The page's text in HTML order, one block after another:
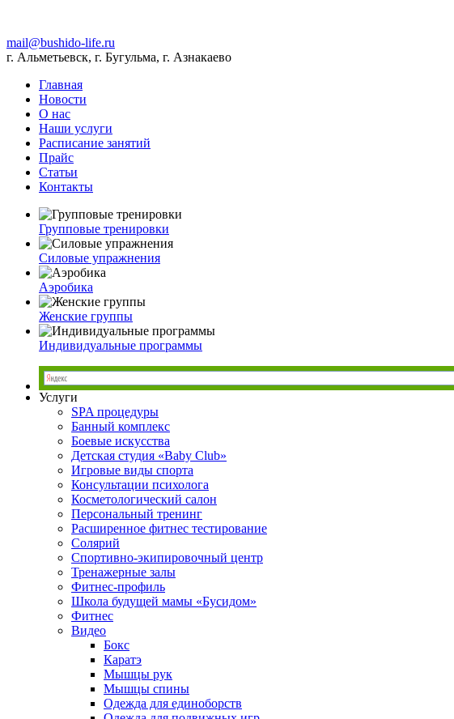
mail@bushido-life.ru
г. Альметьевск, г. Бугульма, г. Азнакаево
Главная
Новости
О нас
Наши услуги
Расписание занятий
Прайс
Статьи
Контакты
Групповые тренировки
Силовые упражнения
Аэробика
Женские группы
Индивидуальные программы
Услуги
SPA процедуры
Банный комплекс
Боевые искусства
Детская студия «Baby Club»
Игровые виды спорта
Консультации психолога
Косметологический салон
Персональный тренинг
Расширенное фитнес тестирование
Солярий
Спортивно-экипировочный центр
Тренажерные залы
Фитнес-профиль
Школа будущей мамы «Бусидом»
Фитнес
Видео
Бокс
Каратэ
Мышцы рук
Мышцы спины
Одежда для единоборств